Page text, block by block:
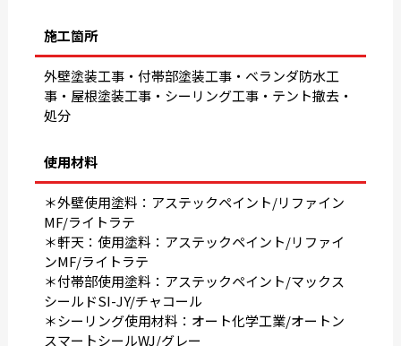
施工箇所
外壁塗装工事・付帯部塗装工事・ベランダ防水工
事・屋根塗装工事・シーリング工事・テント撤去・
処分
使用材料
＊外壁使用塗料：アステックペイント/リファイン
MF/ライトラテ
＊軒天：使用塗料：アステックペイント/リファイ
ンMF/ライトラテ
＊付帯部使用塗料：アステックペイント/マックス
シールドSI-JY/チャコール
＊シーリング使用材料：オート化学工業/オートン
スマートシールWJ/グレー